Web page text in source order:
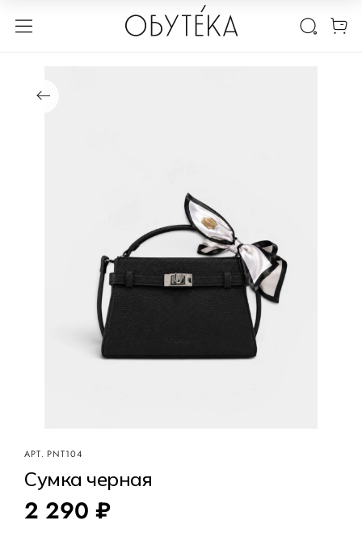
АРТ.PNT104
Сумка черная
2 290 ₽